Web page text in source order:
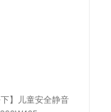
下】儿童安全静音